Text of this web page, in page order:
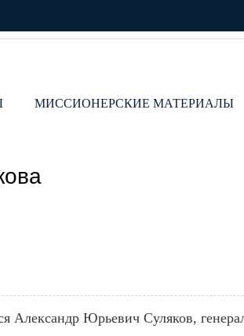
МИССИОНЕРСКИЕ МАТЕРИАЛЫ
Александр Юрьевич Суляков,